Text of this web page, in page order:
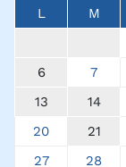
L M
6
7
13
14
20
21
27
28